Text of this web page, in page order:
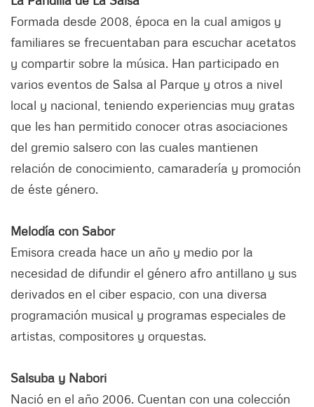
Formada desde 2008, época en la cual amigos y
familiares se frecuentaban para escuchar acetatos
y compartir sobre la música. Han participado en
varios eventos de Salsa al Parque y otros a nivel
local y nacional, teniendo experiencias muy gratas
que les han permitido conocer otras asociaciones
del gremio salsero con las cuales mantienen
relación de conocimiento, camaradería y promoción
de éste género.
Melodía con Sabor
Emisora creada hace un año y medio por la
necesidad de difundir el género afro antillano y sus
derivados en el ciber espacio, con una diversa
programación musical y programas especiales de
artistas, compositores y orquestas.
Salsuba y Nabori
Nació en el año 2006. Cuentan con una colección